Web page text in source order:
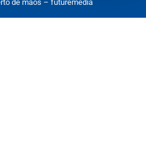
de mãos – futuremedia